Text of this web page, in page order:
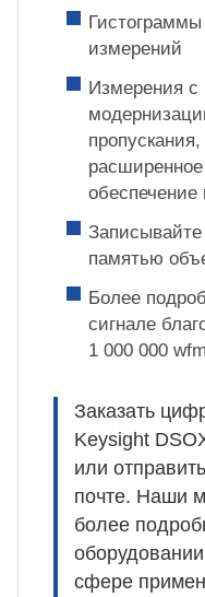
измерений
Измерения
памятью
Более
сигнале
1 000 000
Заказать
Keysight
или
почте. Наши
более
сфере